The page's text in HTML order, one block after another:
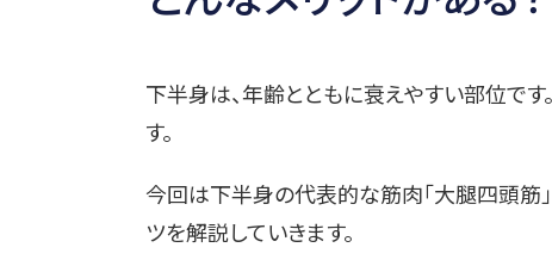
下半身は、年齢とともに衰えやすい部位です
す。
今回は下半身の代表的な筋肉「大腿四頭筋
ツを解説していきます。